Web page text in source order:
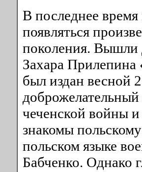
В последнее
появляться
поколения. Вышли
Захара Прилепина
был издан весной
чеченской войны и
знакомы
польском языке
Бабченко. Однако